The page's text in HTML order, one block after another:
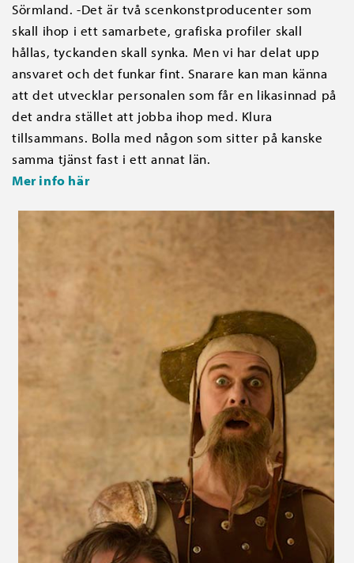
Sörmland. -Det är två scenkonstproducenter som
skall ihop i ett samarbete, grafiska profiler skall
hållas, tyckanden skall synka. Men vi har delat upp
ansvaret och det funkar fint. Snarare kan man känna
att det utvecklar personalen som får en likasinnad på
det andra stället att jobba ihop med. Klura
tillsammans. Bolla med någon som sitter på kanske
samma tjänst fast i ett annat län.
Mer info här